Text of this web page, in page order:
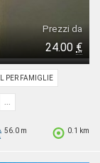
Prezzi da
24.00 €
PER FAMIGLIE
0.1 km
56.0 m